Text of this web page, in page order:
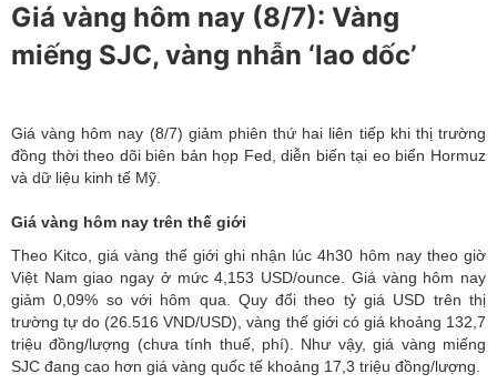
Giá vàng hôm nay (8/7): Vàng
miếng SJC, vàng nhẫn ‘lao dốc’
Giá vàng hôm nay (8/7) giảm phiên thứ hai liên tiếp khi thị trường
đồng thời theo dõi biên bản họp Fed, diễn biến tại eo biển Hormuz
và dữ liệu kinh tế Mỹ.
Giá vàng hôm nay trên thế giới
Theo Kitco, giá vàng thế giới ghi nhận lúc 4h30 hôm nay theo giờ
Việt Nam giao ngay ở mức 4,153 USD/ounce. Giá vàng hôm nay
giảm 0,09% so với hôm qua. Quy đổi theo tỷ giá USD trên thị
trường tự do (26.516 VND/USD), vàng thế giới có giá khoảng 132,7
triệu đồng/lượng (chưa tính thuế, phí). Như vậy, giá vàng miếng
SJC đang cao hơn giá vàng quốc tế khoảng 17,3 triệu đồng/lượng.